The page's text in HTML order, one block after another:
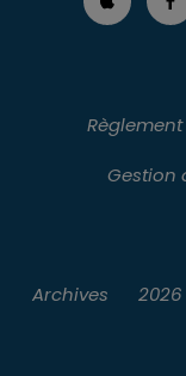
Gestion
Archives 2026